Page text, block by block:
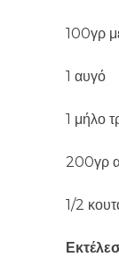
100γρ
1 αυγό
1 μήλο
200γρ
1/2